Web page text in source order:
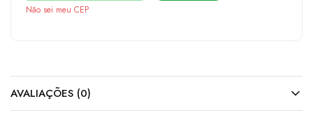
Não sei meu CEP
AVALIAÇÕES (0)